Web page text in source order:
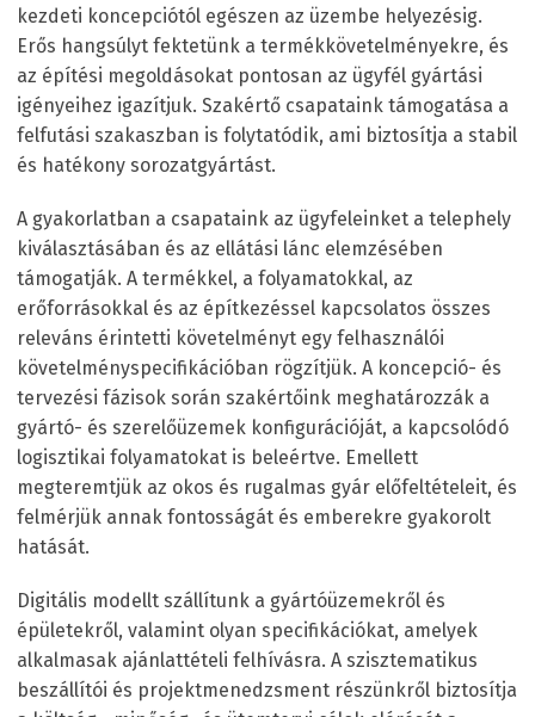
kezdeti koncepciótól egészen az üzembe helyezésig.
Erős hangsúlyt fektetünk a termékkövetelményekre, és
az építési megoldásokat pontosan az ügyfél gyártási
igényeihez igazítjuk. Szakértő csapataink támogatása a
felfutási szakaszban is folytatódik, ami biztosítja a stabil
és hatékony sorozatgyártást.
A gyakorlatban a csapataink az ügyfeleinket a telephely
kiválasztásában és az ellátási lánc elemzésében
támogatják. A termékkel, a folyamatokkal, az
erőforrásokkal és az építkezéssel kapcsolatos összes
releváns érintetti követelményt egy felhasználói
követelményspecifikációban rögzítjük. A koncepció- és
tervezési fázisok során szakértőink meghatározzák a
gyártó- és szerelőüzemek konfigurációját, a kapcsolódó
logisztikai folyamatokat is beleértve. Emellett
megteremtjük az okos és rugalmas gyár előfeltételeit, és
felmérjük annak fontosságát és emberekre gyakorolt
hatását.
Digitális modellt szállítunk a gyártóüzemekről és
épületekről, valamint olyan specifikációkat, amelyek
alkalmasak ajánlattételi felhívásra. A szisztematikus
beszállítói és projektmenedzsment részünkről biztosítja